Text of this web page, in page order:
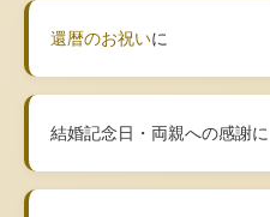
還暦のお祝いに
結婚記念日・両親への感謝に